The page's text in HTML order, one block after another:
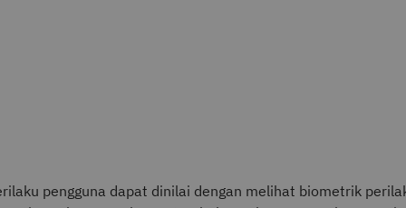
pengguna dapat dinilai dengan melihat biometrik